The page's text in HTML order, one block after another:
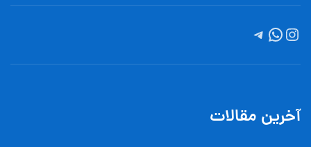
آخرین مقالات